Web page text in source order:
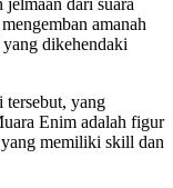
amanah
dikehendaki
tersebut, yang
Enim adalah figur
memiliki skill dan